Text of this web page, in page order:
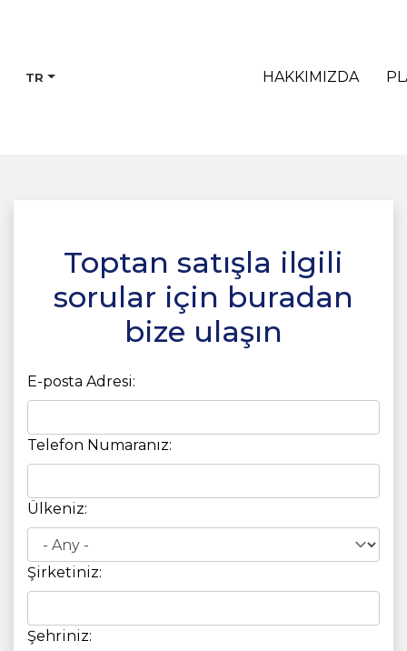
TR HAKKIMIZDA
Toptan satışla ilgili
sorular için buradan
bize ulaşın
E-posta Adresi:
Telefon Numaranız:
Ülkeniz:
Şirketiniz:
Şehriniz: